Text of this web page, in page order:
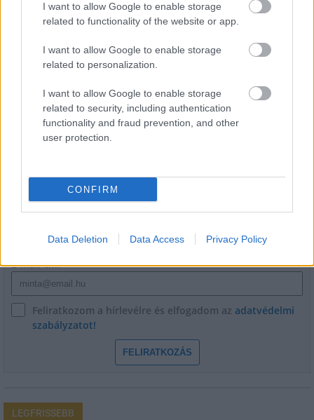
I want to allow Google to enable storage
related to functionality of the website or app.
I want to allow Google to enable storage
related to personalization.
I want to allow Google to enable storage
related to security, including authentication
functionality and fraud prevention, and other
user protection.
CONFIRM
Data Deletion Data Access Privacy Policy
A lakosságra is fontos szerep hárul a szúnyoginvázió
elkerülésében
HÍRLEVÉL
E-mail cím
Feliratkozom a hírlevélre és elfogadom az adatvédelmi
szabályzatot!
FELIRATKOZÁS
LEGFRISSEBB